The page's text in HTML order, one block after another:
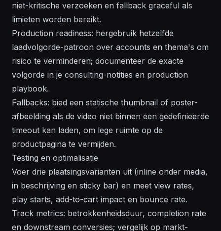
niet-kritische verzoeken en fallback graceful als
limieten worden bereikt.
Production readiness: hergebruik hetzelfde
laadvolgorde-patroon over accounts en thema's om
risico te verminderen; documenteer de exacte
volgorde in je consulting-notities en production
playbook.
Fallbacks: bied een statische thumbnail of poster-
afbeelding als de video niet binnen een gedefinieerde
timeout kan laden, om lege ruimte op de
productpagina te vermijden.
Testing en optimalisatie
Voer drie plaatsingsvarianten uit (inline onder media,
in beschrijving en sticky bar) en meet view rates,
play starts, add-to-cart impact en bounce rate.
Track metrics: betrokkenheidsduur, completion rate
en downstream conversies; vergelijk op markt-